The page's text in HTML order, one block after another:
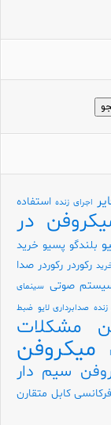
اجرای زنده استفاده
در
بلندگو پسیو خرید
رکوردر رکوردر صدا
صوتی سینمای
صدابرداری لایو ضبط
مشکلات
میکروفن
سیم دار
کابل متقارن